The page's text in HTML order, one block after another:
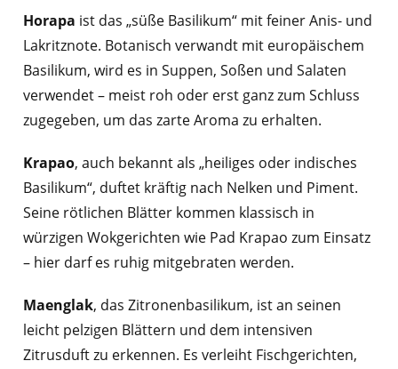
Horapa ist das „süße Basilikum“ mit feiner Anis- und
Lakritznote. Botanisch verwandt mit europäischem
Basilikum, wird es in Suppen, Soßen und Salaten
verwendet – meist roh oder erst ganz zum Schluss
zugegeben, um das zarte Aroma zu erhalten.
Krapao, auch bekannt als „heiliges oder indisches
Basilikum“, duftet kräftig nach Nelken und Piment.
Seine rötlichen Blätter kommen klassisch in
würzigen Wokgerichten wie Pad Krapao zum Einsatz
– hier darf es ruhig mitgebraten werden.
Maenglak, das Zitronenbasilikum, ist an seinen
leicht pelzigen Blättern und dem intensiven
Zitrusduft zu erkennen. Es verleiht Fischgerichten,